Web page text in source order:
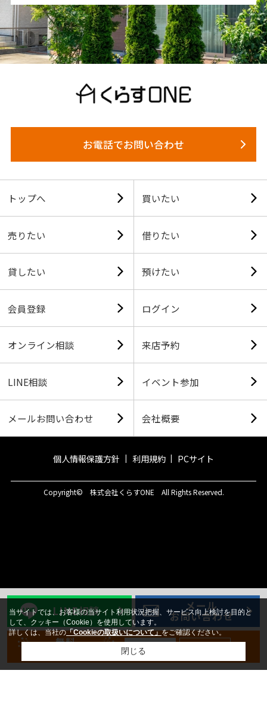
お電話でお問い合わせ
トップへ 買いたい
売りたい 借りたい
貸したい 預けたい
会員登録 ログイン
オンライン相談 来店予約
LINE相談 イベント参加
メールお問い合わせ 会社概要
個人情報保護方針 利用規約 PCサイト
LINE相談 メール
お問い合わせ
無料 新規登録
Copyright© 株式会社くらすONE All Rights Reserved.
当サイトでは、お客様の当サイト利用状況把握、サービス向上検討を目的と
して、クッキー（Cookie）を使用しています。
詳しくは、当社の「Cookieの取扱いについて」をご確認ください。
閉じる